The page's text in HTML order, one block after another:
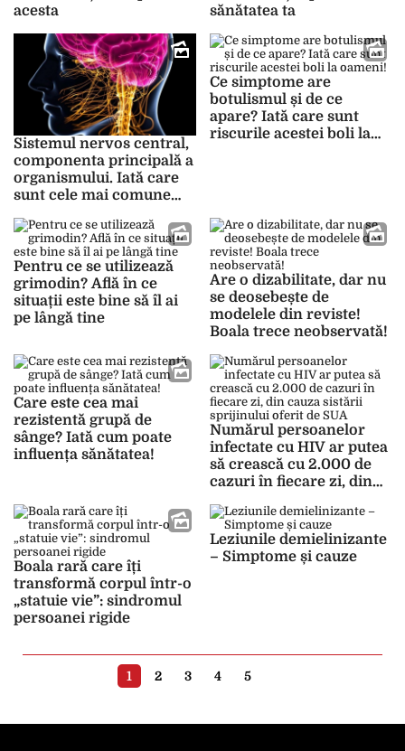
acesta
sănătatea ta
Sistemul nervos central,
componenta principală a
organismului. Iată care
sunt cele mai comune
Ce simptome are
botulismul și de ce
apare? Iată care sunt
riscurile acestei boli la
Pentru ce se utilizează
grimodin? Află în ce
situații este bine să îl ai
pe lângă tine
Are o dizabilitate, dar nu
se deosebește de
modelele din reviste!
Boala trece neobservată!
Care este cea mai
rezistentă grupă de
sânge? Iată cum poate
influența sănătatea!
Numărul persoanelor
infectate cu HIV ar putea
să crească cu 2.000 de
cazuri în fiecare zi, din
oferit de SUA
Boala rară care îți
transformă corpul într-o
„statuie vie”: sindromul
persoanei rigide
Leziunile demielinizante
– Simptome și cauze
1 2 3 4 5